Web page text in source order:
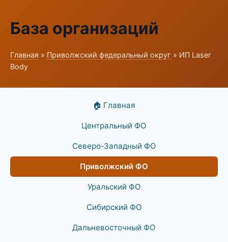
База организаций
Главная » Приволжский федеральный округ » ИП Laser
Body
🏠 Главная
Центральный ФО
Северо-Западный ФО
Приволжский ФО
Уральский ФО
Сибирский ФО
Дальневосточный ФО